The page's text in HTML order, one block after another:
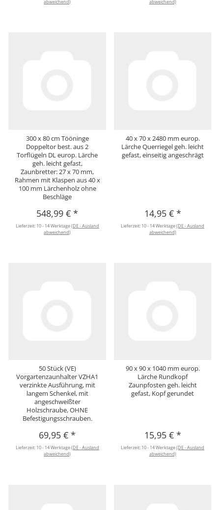
abweichend) abweichend)
300 x 80 cm Tööninge
Doppeltor best. aus 2
Torflügeln DL europ. Lärche
geh. leicht gefast,
Zaunbretter: 27 x 70 mm,
Rahmen mit Klaspen aus 40 x
100 mm Lärchenholz ohne
Beschläge
548,99 €*
Lieferzeit: 10 - 14 Werktage(DE - Ausland
abweichend)
40 x 70 x 2480 mm europ.
Lärche Querriegel geh. leicht
gefast, einseitig angeschrägt
14,95 € *
Lieferzeit: 10 - 14 Werktage(DE - Ausland
abweichend)
50 Stück (VE)
Vorgartenzaunhalter VZHA1
verzinkte Ausführung, mit
langem Schenkel, mit
angeschweißter
Holzschraube, OHNE
Befestigungsschrauben.
69,95 €*
Lieferzeit: 10 - 14 Werktage(DE - Ausland
abweichend)
90 x 90 x 1040 mm europ.
Lärche Rundkopf
Zaunpfosten geh. leicht
gefast, Kopf gerundet
15,95 € *
Lieferzeit: 10 - 14 Werktage(DE - Ausland
abweichend)